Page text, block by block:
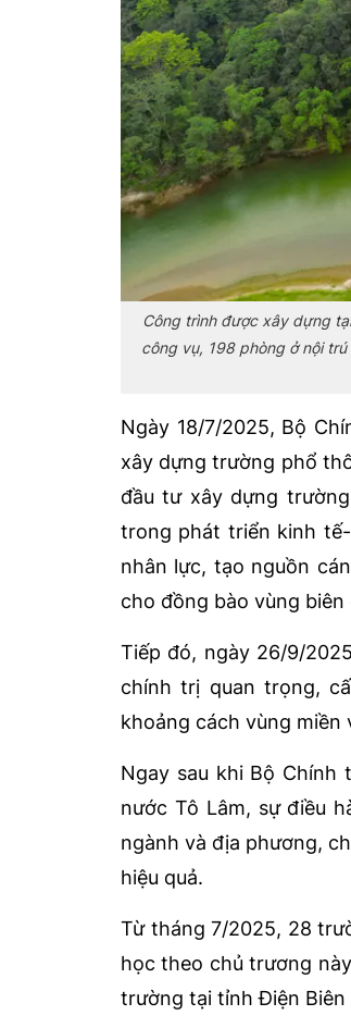
Công trình được xây dựng
công vụ, 198 phòng ở nội
Ngày 18/7/2025, Bộ
xây dựng trường phổ
đầu tư xây dựng
trong phát triển kinh
nhân lực, tạo nguồn
cho đồng bào vùng
Tiếp đó, ngày 26/9/
chính trị quan trọng,
khoảng cách vùng
Ngay sau khi Bộ Chính
nước Tô Lâm, sự điều
ngành và địa phương,
hiệu quả.
Từ tháng 7/2025, 28
học theo chủ trương
trường tại tỉnh Điện Biên